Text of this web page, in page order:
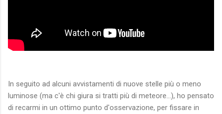
In seguito ad alcuni avvistamenti di nuove stelle più o meno
luminose (ma c'è chi giura si tratti più di meteore...), ho pensato
di recarmi in un ottimo punto d'osservazione, per fissare in